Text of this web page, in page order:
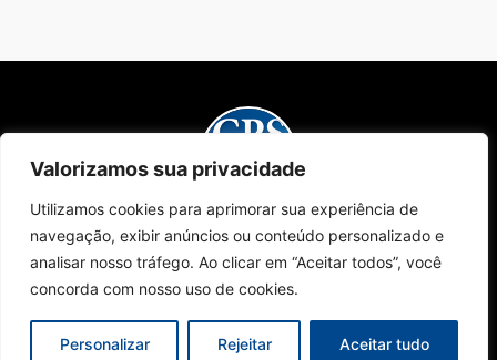
Valorizamos sua privacidade
Utilizamos cookies para aprimorar sua experiência de
navegação, exibir anúncios ou conteúdo personalizado e
analisar nosso tráfego. Ao clicar em “Aceitar todos”, você
concorda com nosso uso de cookies.
Personalizar Rejeitar Aceitar tudo
Sobre NósEdições da RevistaComo AnunciarContato
Políticas de Privacidade